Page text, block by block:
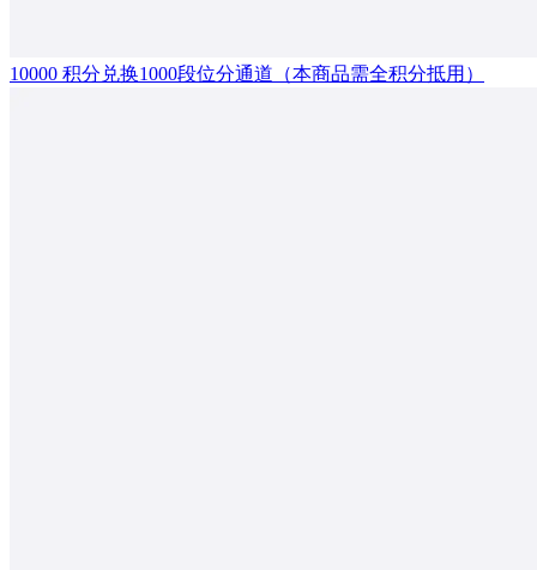
10000 积分兑换1000段位分通道（本商品需全积分抵用）